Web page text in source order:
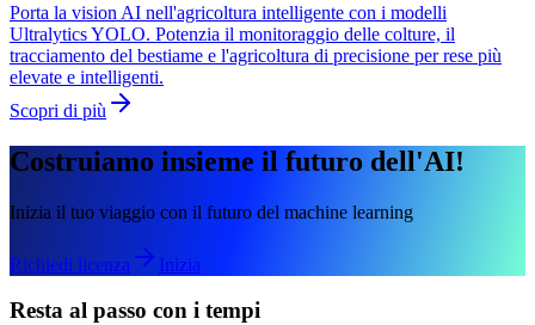
Porta la vision AI nell'agricoltura intelligente con i modelli
Ultralytics YOLO. Potenzia il monitoraggio delle colture, il
tracciamento del bestiame e l'agricoltura di precisione per rese più
elevate e intelligenti.
Scopri di più
Costruiamo insieme il futuro dell'AI!
Inizia il tuo viaggio con il futuro del machine learning
Richiedi licenza Inizia
Resta al passo con i tempi